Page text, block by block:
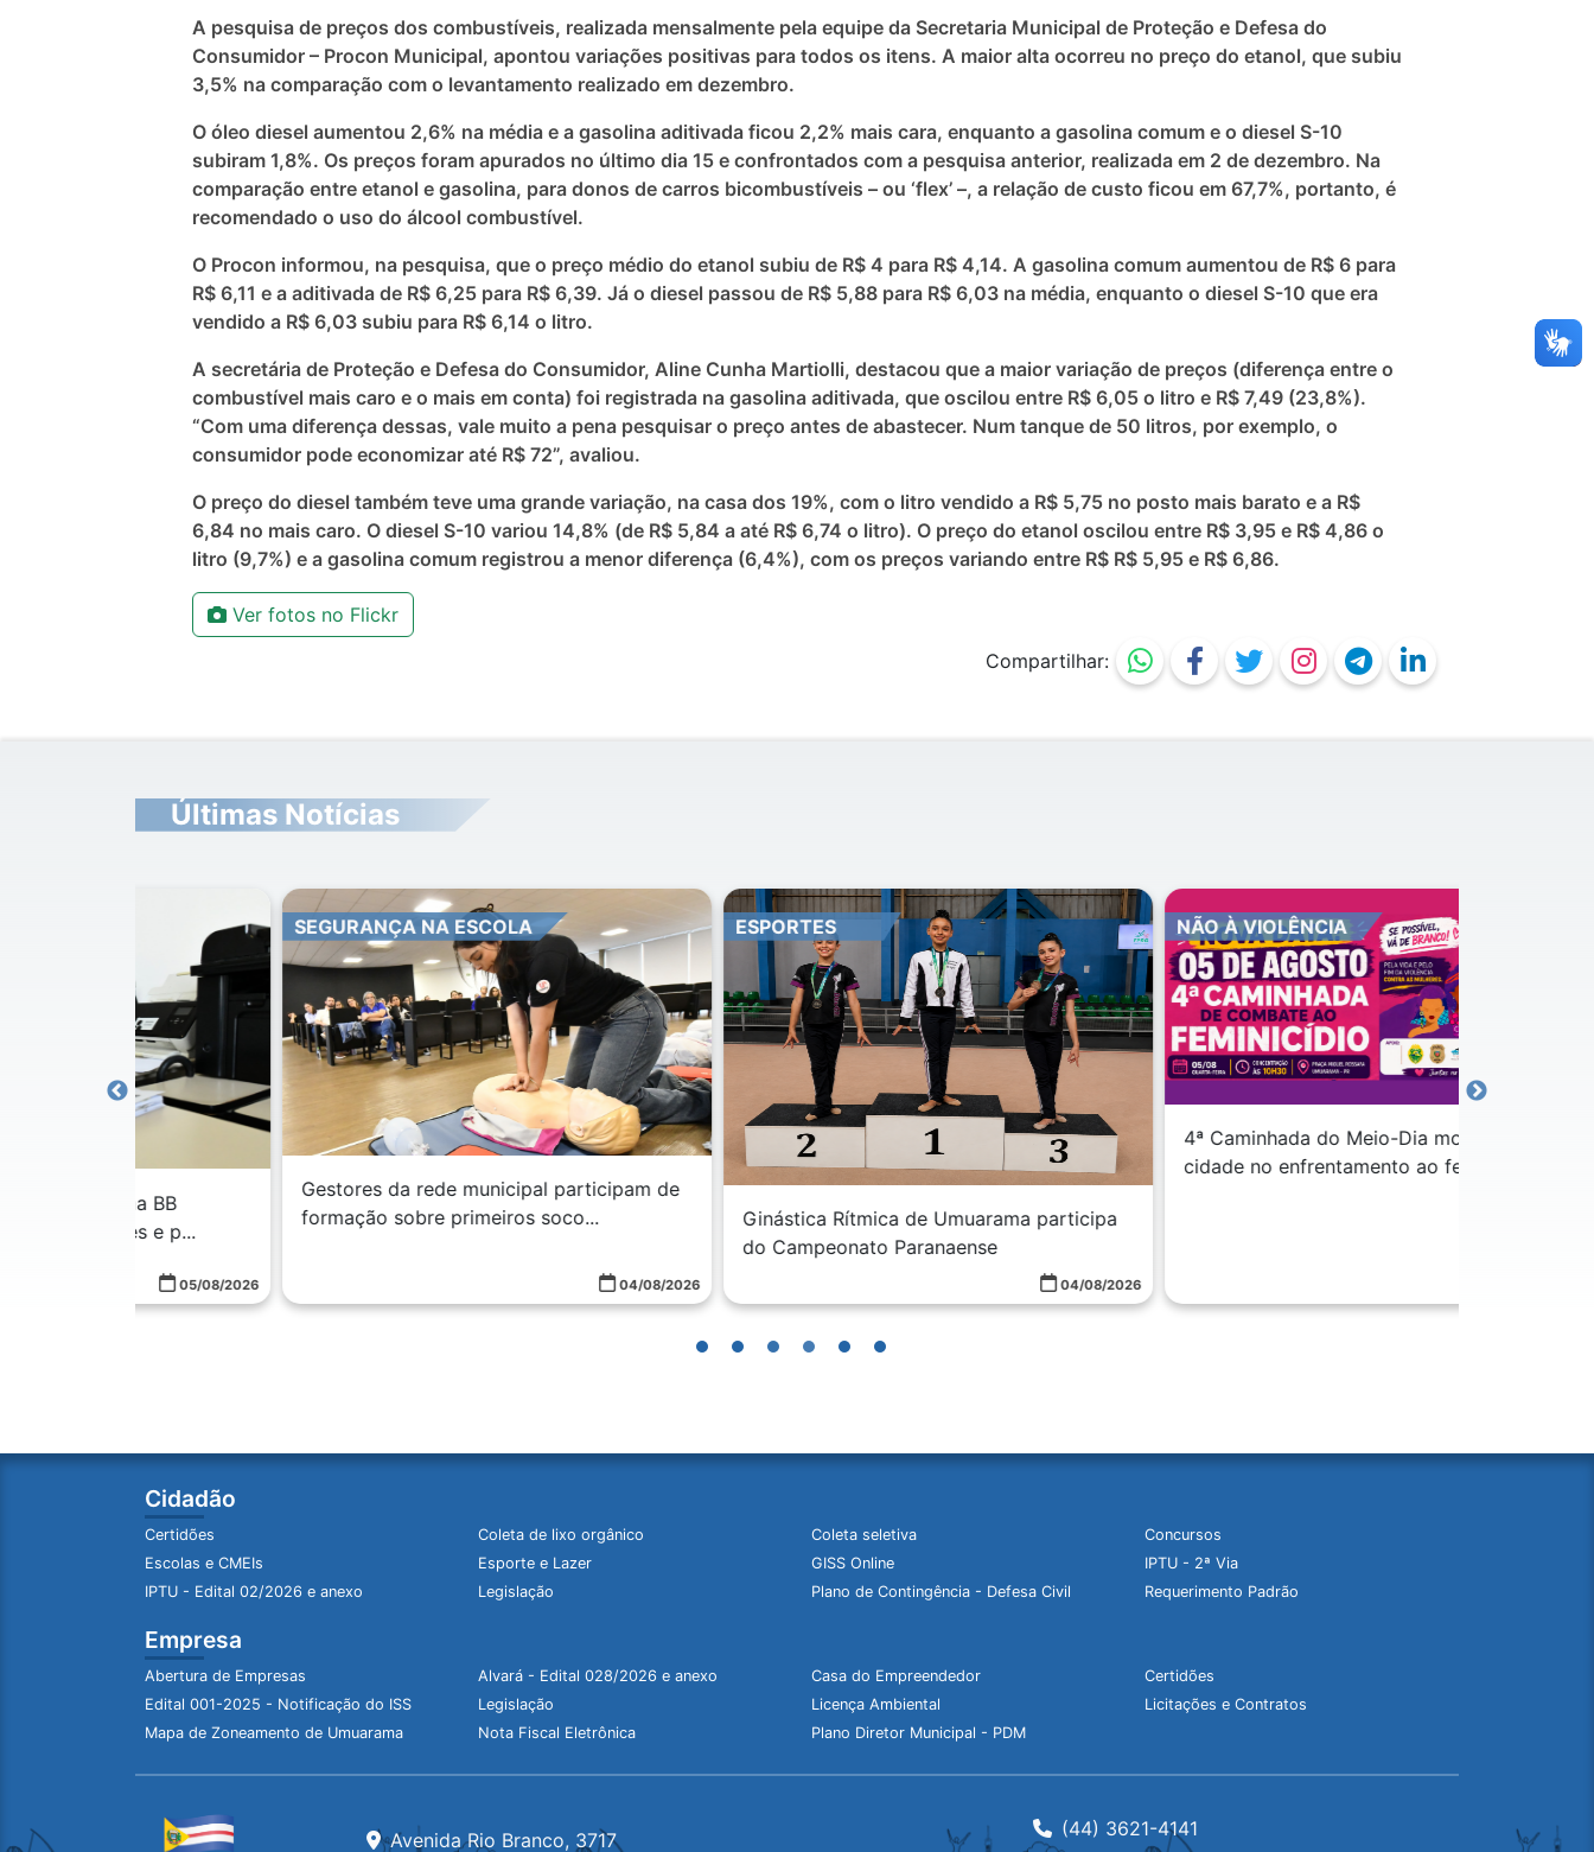
A pesquisa de preços dos combustíveis, realizada mensalmente pela equipe da Secretaria Municipal de Proteção e Defesa do
Consumidor – Procon Municipal, apontou variações positivas para todos os itens. A maior alta ocorreu no preço do etanol, que subiu
3,5% na comparação com o levantamento realizado em dezembro.
O óleo diesel aumentou 2,6% na média e a gasolina aditivada ficou 2,2% mais cara, enquanto a gasolina comum e o diesel S-10
subiram 1,8%. Os preços foram apurados no último dia 15 e confrontados com a pesquisa anterior, realizada em 2 de dezembro. Na
comparação entre etanol e gasolina, para donos de carros bicombustíveis – ou ‘flex’ –, a relação de custo ficou em 67,7%, portanto, é
recomendado o uso do álcool combustível.
O Procon informou, na pesquisa, que o preço médio do etanol subiu de R$ 4 para R$ 4,14. A gasolina comum aumentou de R$ 6 para
R$ 6,11 e a aditivada de R$ 6,25 para R$ 6,39. Já o diesel passou de R$ 5,88 para R$ 6,03 na média, enquanto o diesel S-10 que era
vendido a R$ 6,03 subiu para R$ 6,14 o litro.
A secretária de Proteção e Defesa do Consumidor, Aline Cunha Martiolli, destacou que a maior variação de preços (diferença entre o
combustível mais caro e o mais em conta) foi registrada na gasolina aditivada, que oscilou entre R$ 6,05 o litro e R$ 7,49 (23,8%).
“Com uma diferença dessas, vale muito a pena pesquisar o preço antes de abastecer. Num tanque de 50 litros, por exemplo, o
consumidor pode economizar até R$ 72”, avaliou.
O preço do diesel também teve uma grande variação, na casa dos 19%, com o litro vendido a R$ 5,75 no posto mais barato e a R$
6,84 no mais caro. O diesel S-10 variou 14,8% (de R$ 5,84 a até R$ 6,74 o litro). O preço do etanol oscilou entre R$ 3,95 e R$ 4,86 o
litro (9,7%) e a gasolina comum registrou a menor diferença (6,4%), com os preços variando entre R$ R$ 5,95 e R$ 6,86.
Ver fotos no Flickr
Compartilhar:
Últimas Notícias
SEGURANÇA NA ESCOLA
Gestores da rede municipal participam de
formação sobre primeiros soco...
ESPORTES
Ginástica Rítmica de Umuarama participa
do Campeonato Paranaense
NÃO À VIOLÊNCIA
4ª Caminhada do Meio-Dia mobiliza
cidade no enfrentamento ao feminicíd...
Cidadão
Certidões Coleta de lixo orgânico Coleta seletiva
Concursos
Escolas e CMEIs
Esporte e Lazer GISS Online
IPTU - 2ª Via
IPTU - Edital 02/2026 e anexo
Legislação Plano de Contingência - Defesa Civil Requerimento Padrão
Empresa
Abertura de Empresas Alvará - Edital 028/2026 e anexo Casa do Empreendedor
Certidões
Edital 001-2025 - Notificação do ISS
Legislação Licença Ambiental
Licitações e Contratos
Mapa de Zoneamento de Umuarama
Nota Fiscal Eletrônica Plano Diretor Municipal - PDM
Avenida Rio Branco, 3717
(44) 3621-4141